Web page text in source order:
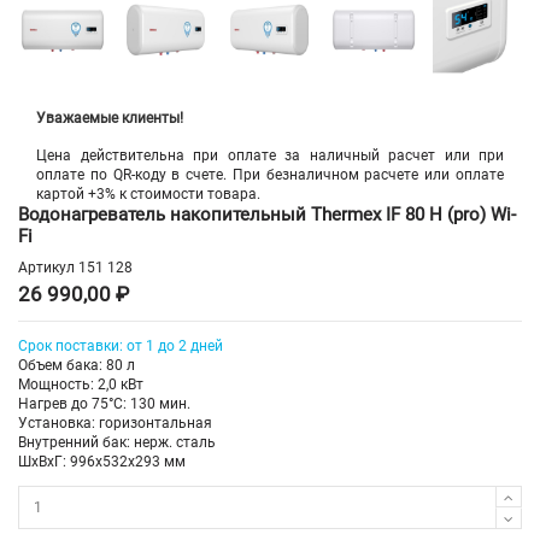
Уважаемые клиенты!
Цена действительна при оплате за наличный расчет или при
оплате по QR-коду в счете. При безналичном расчете или оплате
картой +3% к стоимости товара.
Водонагреватель накопительный Thermex IF 80 H (pro) Wi-
Fi
Артикул 151 128
26 990,00 ₽
Срок поставки: от 1 до 2 дней
Объем бака: 80 л
Мощность: 2,0 кВт
Нагрев до 75°С: 130 мин.
Установка: горизонтальная
Внутренний бак: нерж. сталь
ШхВхГ: 996х532х293 мм